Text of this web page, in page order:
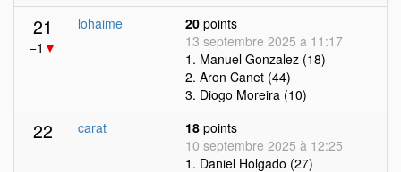
21
−1 ▼
lohaime 20 points
13 septembre 2025 à 11:17
1. Manuel Gonzalez (18)
2. Aron Canet (44)
3. Diogo Moreira (10)
22 carat 18 points
10 septembre 2025 à 12:25
1. Daniel Holgado (27)